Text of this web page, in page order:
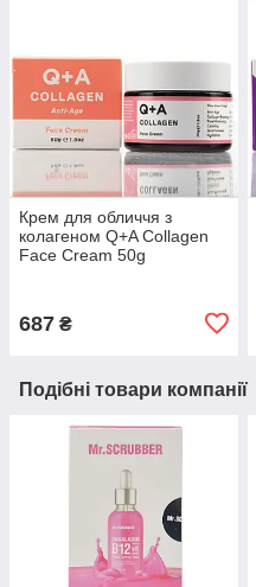
Крем для обличчя з
колагеном Q+A Collagen
Face Cream 50g
687 ₴
Подібні товари компанії